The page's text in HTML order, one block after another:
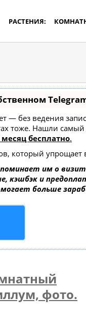
РАСТЕНИЯ:
— без ведения
тоже. Нашли
бесплатно.
который упрощает
им о
кэшбэк и
больше